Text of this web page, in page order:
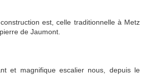
est, celle traditionnelle à Metz
de Jaumont.
et magnifique escalier nous, depuis le